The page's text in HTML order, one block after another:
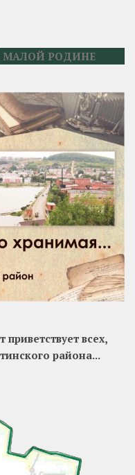
РОДИНЕ
всех,
района...